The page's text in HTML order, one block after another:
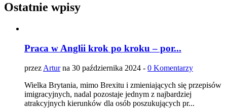
Ostatnie wpisy
Praca w Anglii krok po kroku – por...
przez Arturna 30 października 2024 - 0 Komentarzy
Wielka Brytania, mimo Brexitu i zmieniających się przepisów
imigracyjnych, nadal pozostaje jednym z najbardziej
atrakcyjnych kierunków dla osób poszukujących pr...